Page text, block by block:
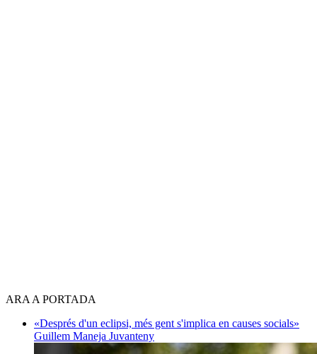
ARA A PORTADA
«Després d'un eclipsi, més gent s'implica en causes socials»
Guillem Maneja Juvanteny